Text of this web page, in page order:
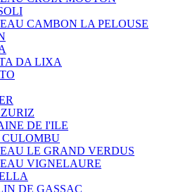
CAMBON LA PELOUSE
DA LIXA
DE I'ILE
CULOMBU
LE GRAND VERDUS
VIGNELAURE
DE GASSAC